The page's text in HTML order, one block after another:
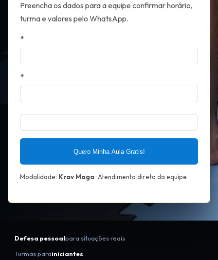
Preencha os dados para a equipe confirmar horário,
turma e valores pelo WhatsApp.
*
*
Quero Minha Aula Gratis!
Modalidade: Krav Maga· Atendimento direto da equipe
Defesa pessoalpara situações reais
Turmas parainiciantes